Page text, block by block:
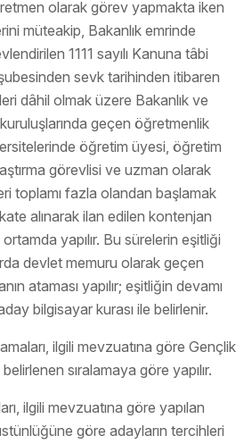
olarak görev yapmakta iken
müteakip, Bakanlık emrinde
1111 sayılı Kanuna tâbi
sevk tarihinden itibaren
dâhil olmak üzere Bakanlık ve
geçen öğretmenlik
öğretim üyesi, öğretim
görevlisi ve uzman olarak
toplamı fazla olandan başlamak
alınarak ilan edilen kontenjan
ortamda yapılır. Bu sürelerin eşitliği
devlet memuru olarak geçen
ataması yapılır; eşitliğin devamı
bilgisayar kurası ile belirlenir.
ilgili mevzuatına göre Gençlik
sıralamaya göre yapılır.
ilgili mevzuatına göre yapılan
göre adayların tercihleri